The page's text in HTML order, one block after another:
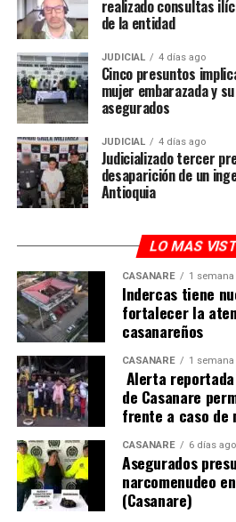
realizado consultas
de la entidad
JUDICIAL 4 días ago
Cinco presuntos
mujer embarazada y
asegurados
JUDICIAL 4 días ago
Judicializado tercer
desaparición de un
Antioquia
LO MAS
CASANARE 1 semana
Indercas tiene
fortalecer la
casanareños
CASANARE 1 semana
Alerta
de Casanare
frente a caso de
CASANARE 6 días ago
Asegurados
narcomenudeo
(Casanare)